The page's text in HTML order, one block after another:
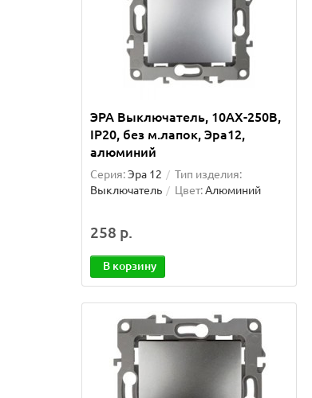
ЭРА Выключатель, 10АХ-250В,
IP20, без м.лапок, Эра12,
алюминий
Серия:Эра 12
Тип изделия:
Выключатель
Цвет:Алюминий
258 р.
В корзину